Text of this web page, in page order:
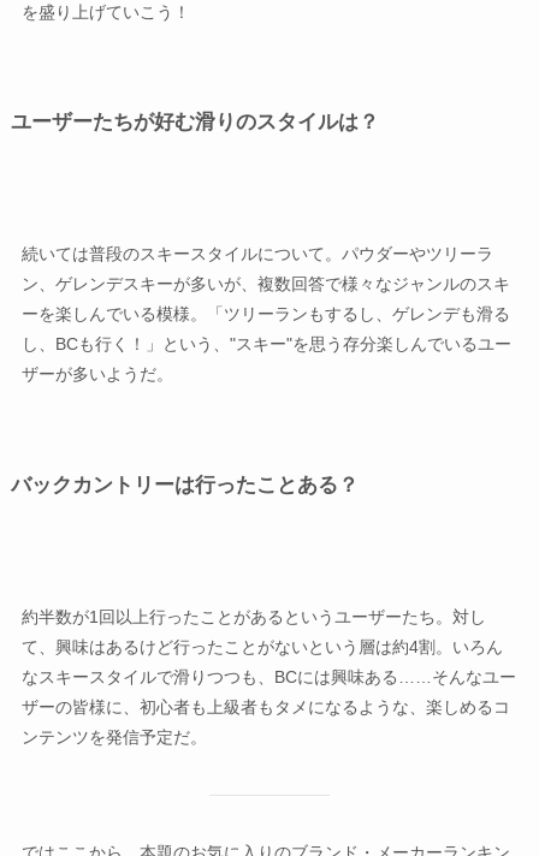
を盛り上げていこう！
ユーザーたちが好む滑りのスタイルは？
続いては普段のスキースタイルについて。パウダーやツリーラ
ン、ゲレンデスキーが多いが、複数回答で様々なジャンルのスキ
ーを楽しんでいる模様。「ツリーランもするし、ゲレンデも滑る
し、BCも行く！」という、"スキー"を思う存分楽しんでいるユー
ザーが多いようだ。
バックカントリーは行ったことある？
約半数が1回以上行ったことがあるというユーザーたち。対し
て、興味はあるけど行ったことがないという層は約4割。いろん
なスキースタイルで滑りつつも、BCには興味ある……そんなユー
ザーの皆様に、初心者も上級者もタメになるような、楽しめるコ
ンテンツを発信予定だ。